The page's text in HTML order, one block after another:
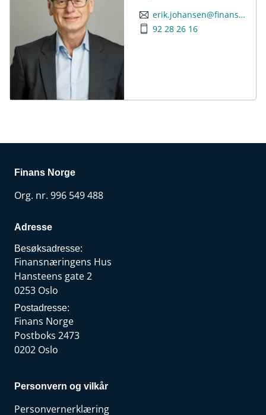
erik.johansen@finansnorge.no
92 28 26 16
Finans Norge
Org. nr. 996 549 488
Adresse
Besøksadresse:
Finansnæringens Hus
Hansteens gate 2
0253 Oslo
Postadresse:
Finans Norge
Postboks 2473
0202 Oslo
Personvern og vilkår
Personvernerklæring